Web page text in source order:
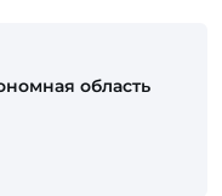
область